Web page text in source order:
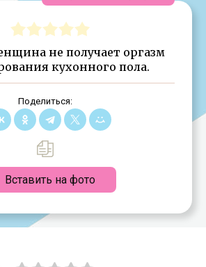
не получает оргазм
кухонного пола.
Поделиться:
Вставить на фото